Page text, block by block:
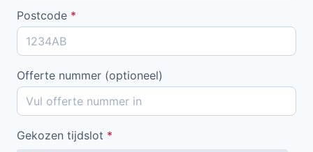
Postcode *
Offerte nummer (optioneel)
Gekozen tijdslot *